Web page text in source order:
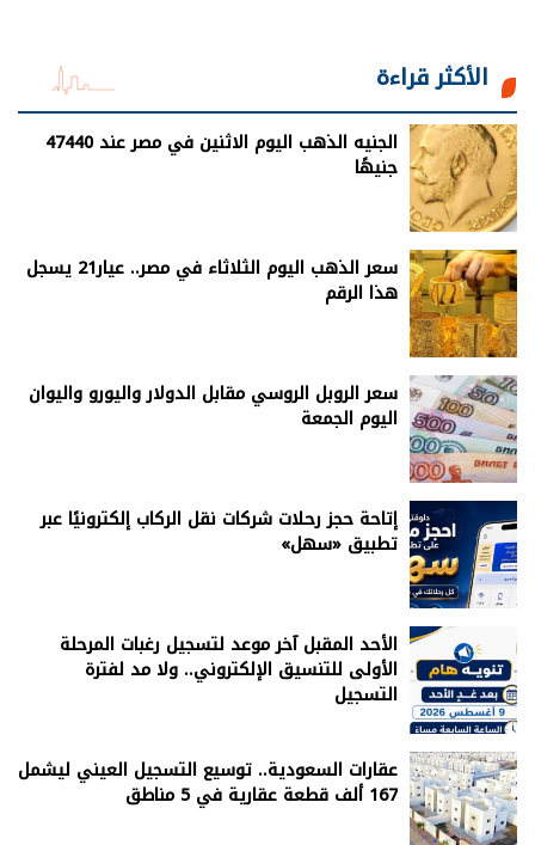
الأكثر قراءة
الجنيه الذهب اليوم الاثنين في مصر عند 47440
جنيهًا
سعر الذهب اليوم الثلاثاء في مصر.. عيار21 يسجل
هذا الرقم
سعر الروبل الروسي مقابل الدولار واليورو واليوان
اليوم الجمعة
إتاحة حجز رحلات شركات نقل الركاب إلكترونيًا عبر
تطبيق «سهل»
الأحد المقبل آخر موعد لتسجيل رغبات المرحلة
الأولى للتنسيق الإلكتروني.. ولا مد لفترة
التسجيل
عقارات السعودية.. توسيع التسجيل العيني ليشمل
167 ألف قطعة عقارية في 5 مناطق